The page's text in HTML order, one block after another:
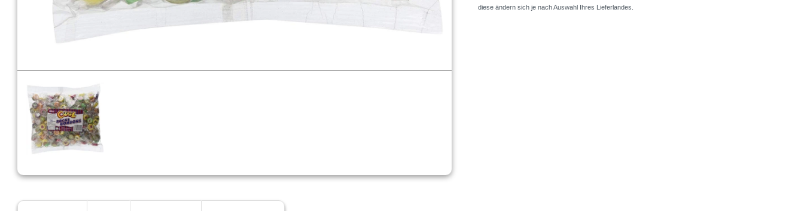
diese ändern sich je nach Auswahl Ihres Lieferlandes.